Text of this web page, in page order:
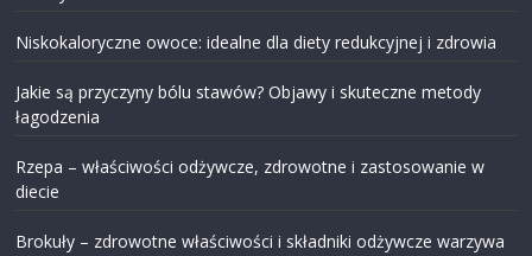
Niskokaloryczne owoce: idealne dla diety redukcyjnej i zdrowia
Jakie są przyczyny bólu stawów? Objawy i skuteczne metody
łagodzenia
Rzepa – właściwości odżywcze, zdrowotne i zastosowanie w
diecie
Brokuły – zdrowotne właściwości i składniki odżywcze warzywa